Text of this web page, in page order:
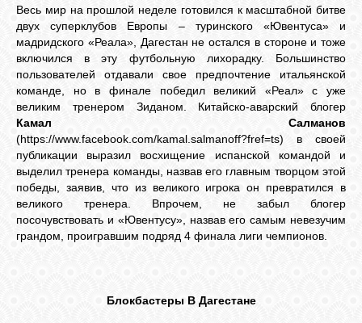
Весь мир на прошлой неделе готовился к масштабной битве
двух суперклубов Европы – туринского «Ювентуса» и
мадридского «Реала», Дагестан не остался в стороне и тоже
включился в эту футбольную лихорадку. Большинство
пользователей отдавали свое предпочтение итальянской
команде, но в финале победил великий «Реал» с уже
великим тренером Зиданом. Китайско-аварский блогер
Камал Салманов
(https://www.facebook.com/kamal.salmanoff?fref=ts) в своей
публикации выразил восхищение испанской командой и
выделил тренера команды, назвав его главным творцом этой
победы, заявив, что из великого игрока он превратился в
великого тренера. Впрочем, не забыл блогер
посочувствовать и «Ювентусу», назвав его самым невезучим
грандом, проигравшим подряд 4 финала лиги чемпионов.
Блокбастеры В Дагестане